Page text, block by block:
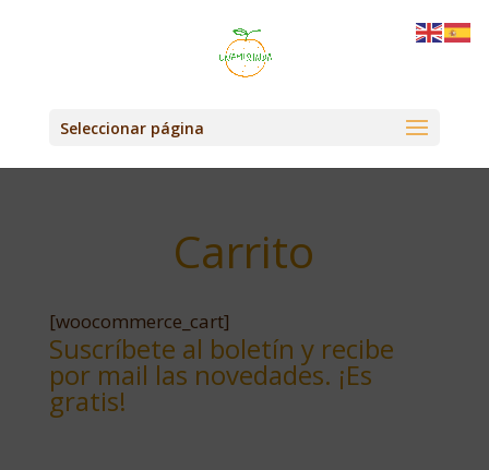
Seleccionar página
Carrito
[woocommerce_cart]
Suscríbete al boletín y recibe
por mail las novedades. ¡Es
gratis!